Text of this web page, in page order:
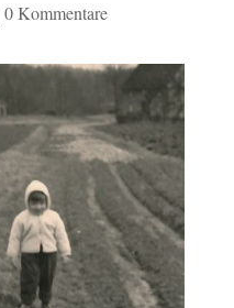
0 Kommentare